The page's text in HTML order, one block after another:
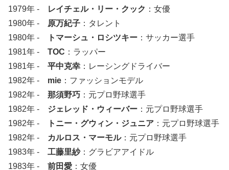
1979年 -
レイチェル・リー・クック ：女優
1980年 - 原万紀子 ：タレント
1980年 -
トマーシュ・ロシツキー ：サッカー選手
1981年 - TOC ：ラッパー
1981年 - 平中克幸 ：レーシングドライバー
1982年 - mie ：ファッションモデル
1982年 - 那須野巧 ：元プロ野球選手
1982年 - ジェレッド・ウィーバー ：元プロ野球選手
1982年 -
トニー・グウィン・ジュニア ：元プロ野球選手
1982年 - カルロス・マーモル：元プロ野球選手
1983年 - 工藤里紗：グラビアアイドル
1983年 - 前田愛 ：女優